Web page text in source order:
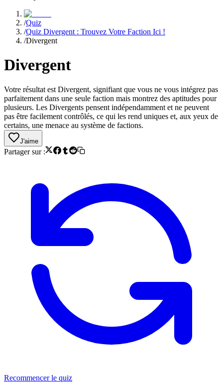
/Quiz
/Quiz Divergent : Trouvez Votre Faction Ici !
/Divergent
Divergent
Votre résultat est Divergent, signifiant que vous ne vous intégrez pas
parfaitement dans une seule faction mais montrez des aptitudes pour
plusieurs. Les Divergents pensent indépendamment et ne peuvent
pas être facilement contrôlés, ce qui les rend uniques et, aux yeux de
certains, une menace au système de factions.
J'aime
Partager sur :
Recommencer le quiz